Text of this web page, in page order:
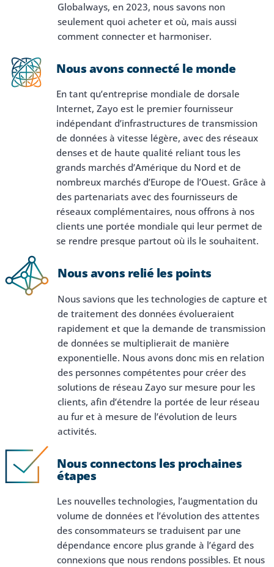
Industries
About Zayo Europe
Globalways, en 2023, nous savons non
seulement quoi acheter et où, mais aussi
comment connecter et harmoniser.
Nous avons connecté le monde
En tant qu’entreprise mondiale de dorsale
Internet, Zayo est le premier fournisseur
indépendant d’infrastructures de transmission
de données à vitesse légère, avec des réseaux
denses et de haute qualité reliant tous les
grands marchés d’Amérique du Nord et de
nombreux marchés d’Europe de l’Ouest. Grâce à
des partenariats avec des fournisseurs de
réseaux complémentaires, nous offrons à nos
clients une portée mondiale qui leur permet de
se rendre presque partout où ils le souhaitent.
Nous avons relié les points
Nous savions que les technologies de capture et
de traitement des données évolueraient
rapidement et que la demande de transmission
de données se multiplierait de manière
exponentielle. Nous avons donc mis en relation
des personnes compétentes pour créer des
solutions de réseau Zayo sur mesure pour les
clients, afin d’étendre la portée de leur réseau
au fur et à mesure de l’évolution de leurs
activités.
Nous connectons les prochaines
étapes
Les nouvelles technologies, l’augmentation du
volume de données et l’évolution des attentes
des consommateurs se traduisent par une
dépendance encore plus grande à l’égard des
connexions que nous rendons possibles. Et nous